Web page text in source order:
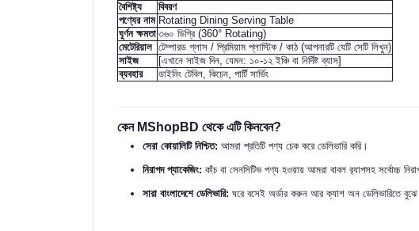
বৈশিষ্ট্য
বিবরণ
পণ্যের নাম Rotating Dining Serving Table
ঘূর্ণন ক্ষমতা ৩৬০ ডিগ্রি (360° Rotating)
মেটেরিয়াল টেম্পারড গ্লাস / প্রিমিয়াম প্লাস্টিক / কাঠ (আপনারটি যেটি সেটি লিখুন)
সাইজ
[এখানে সাইজ দিন, যেমন: ১০-১২ ইঞ্চি বা নির্দিষ্ট ব্যাস]
ব্যবহার
ডাইনিং টেবিল, কিচেন, পার্টি সার্ভিং
কেন MShopBD থেকে এটি কিনবেন?
সেরা কোয়ালিটি নিশ্চিত: আমরা প্রতিটি পণ্য চেক করে ডেলিভারি করি।
নিরাপদ প্যাকেজিং: কাঁচ বা সেনসিটিভ পণ্য হওয়ায় আমরা বাবল র‍্যাপসহ সর্বোচ্চ
সারা বাংলাদেশে ডেলিভারি: ঘরে বসেই অর্ডার করুন আর ক্যাশ অন ডেলিভারিতে